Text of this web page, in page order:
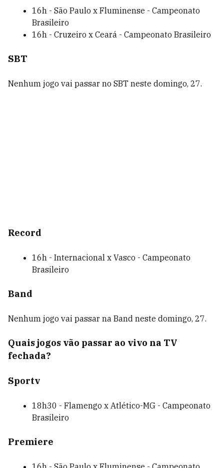
16h - São Paulo x Fluminense - Campeonato
Brasileiro
16h - Cruzeiro x Ceará - Campeonato Brasileiro
SBT
Nenhum jogo vai passar no SBT neste domingo, 27.
Record
16h - Internacional x Vasco - Campeonato
Brasileiro
Band
Nenhum jogo vai passar na Band neste domingo, 27.
Quais jogos vão passar ao vivo na TV
fechada?
Sportv
18h30 - Flamengo x Atlético-MG - Campeonato
Brasileiro
Premiere